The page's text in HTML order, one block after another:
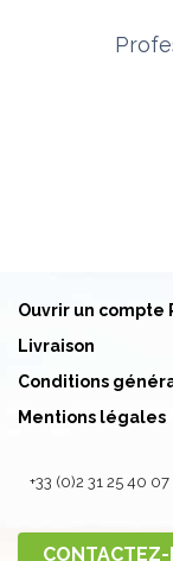
Ouvrir un compte
Livraison
Conditions
Mentions légales
+33 (0)2 31 25 40 07